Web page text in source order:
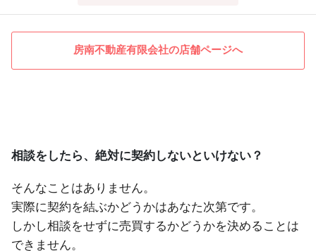
房南不動産有限会社の店舗ページへ
相談をしたら、絶対に契約しないといけない？
そんなことはありません。
実際に契約を結ぶかどうかはあなた次第です。
しかし相談をせずに売買するかどうかを決めることは
できません。